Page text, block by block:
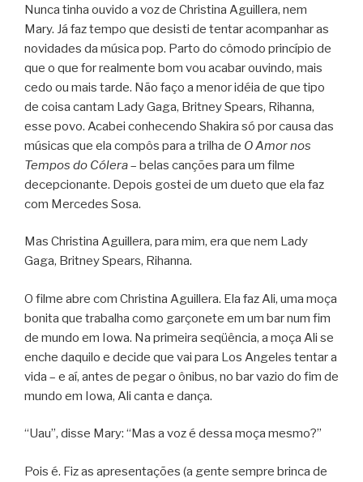
Nunca tinha ouvido a voz de Christina Aguillera, nem
Mary. Já faz tempo que desisti de tentar acompanhar as
novidades da música pop. Parto do cômodo princípio de
que o que for realmente bom vou acabar ouvindo, mais
cedo ou mais tarde. Não faço a menor idéia de que tipo
de coisa cantam Lady Gaga, Britney Spears, Rihanna,
esse povo. Acabei conhecendo Shakira só por causa das
músicas que ela compôs para a trilha de O Amor nos
Tempos do Cólera– belas canções para um filme
decepcionante. Depois gostei de um dueto que ela faz
com Mercedes Sosa.
Mas Christina Aguillera, para mim, era que nem Lady
Gaga, Britney Spears, Rihanna.
O filme abre com Christina Aguillera. Ela faz Ali, uma moça
bonita que trabalha como garçonete em um bar num fim
de mundo em Iowa. Na primeira seqüência, a moça Ali se
enche daquilo e decide que vai para Los Angeles tentar a
vida – e aí, antes de pegar o ônibus, no bar vazio do fim de
mundo em Iowa, Ali canta e dança.
“Uau”, disse Mary: “Mas a voz é dessa moça mesmo?”
Pois é. Fiz as apresentações (a gente sempre brinca de